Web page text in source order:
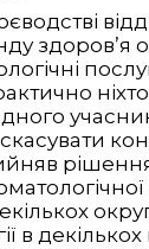
здоров’я
в декількох